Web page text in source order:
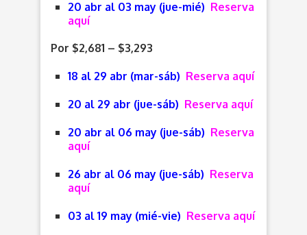
20 abr al 03 may (jue-mié) Reserva
aquí
Por $2,681 – $3,293
18 al 29 abr (mar-sáb) Reserva aquí
20 al 29 abr (jue-sáb) Reserva aquí
20 abr al 06 may (jue-sáb) Reserva
aquí
26 abr al 06 may (jue-sáb) Reserva
aquí
03 al 19 may (mié-vie) Reserva aquí